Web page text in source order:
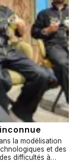
la modélisation
et des
difficultés à…